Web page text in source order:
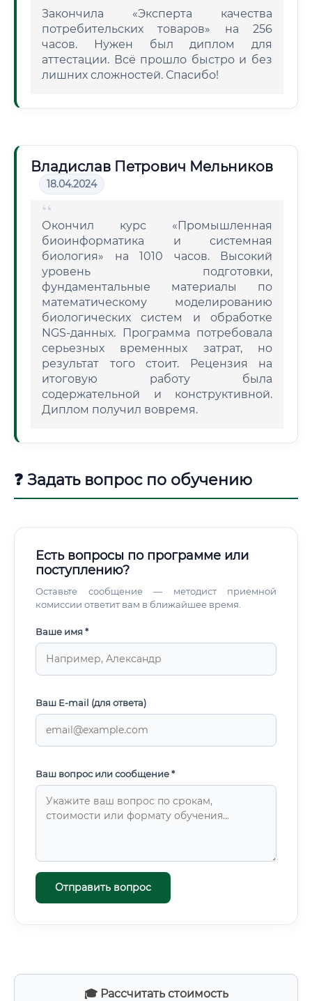
🎓 Рассчитать стоимость
Закончила «Эксперта качества
потребительских товаров» на 256
часов. Нужен был диплом для
аттестации. Всё прошло быстро и без
лишних сложностей. Спасибо!
Владислав Петрович Мельников
18.04.2024
Окончил курс «Промышленная
биоинформатика и системная
биология» на 1010 часов. Высокий
уровень подготовки,
фундаментальные материалы по
математическому моделированию
биологических систем и обработке
NGS-данных. Программа потребовала
серьезных временных затрат, но
результат того стоит. Рецензия на
итоговую работу была
содержательной и конструктивной.
Диплом получил вовремя.
❓ Задать вопрос по обучению
Есть вопросы по программе или
поступлению?
Оставьте сообщение — методист приемной
комиссии ответит вам в ближайшее время.
Ваше имя *
Ваш E-mail (для ответа)
Ваш вопрос или сообщение *
Отправить вопрос